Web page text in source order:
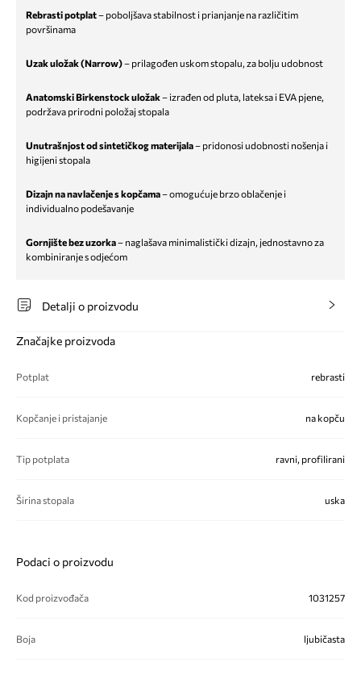
Rebrasti potplat– poboljšava stabilnost i prianjanje na različitim
površinama
Uzak uložak (Narrow)– prilagođen uskom stopalu, za bolju udobnost
Anatomski Birkenstock uložak– izrađen od pluta, lateksa i EVA pjene,
podržava prirodni položaj stopala
Unutrašnjost od sintetičkog materijala– pridonosi udobnosti nošenja i
higijeni stopala
Dizajn na navlačenje s kopčama– omogućuje brzo oblačenje i
individualno podešavanje
Gornjište bez uzorka– naglašava minimalistički dizajn, jednostavno za
kombiniranje s odjećom
Detalji o proizvodu
Značajke proizvoda
Potplat rebrasti
Kopčanje i pristajanje na kopču
Tip potplata ravni, profilirani
Širina stopala uska
Podaci o proizvodu
Kod proizvođača 1031257
Boja ljubičasta